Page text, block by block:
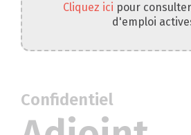
Cliquez ici pour
d'emploi
Confidentiel